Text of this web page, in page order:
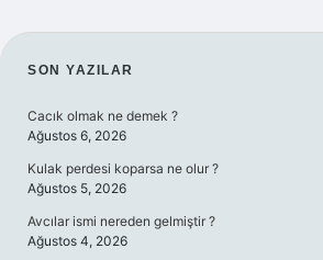
SIDEBAR
SON YAZILAR
Cacık olmak ne demek ?
Ağustos 6, 2026
Kulak perdesi koparsa ne olur ?
Ağustos 5, 2026
Avcılar ismi nereden gelmiştir ?
Ağustos 4, 2026